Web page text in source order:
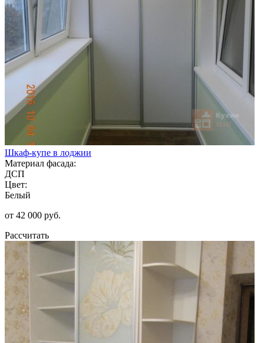
Шкаф-купе в лоджии
Материал фасада:
ДСП
Цвет:
Белый
от 42 000 руб.
Рассчитать